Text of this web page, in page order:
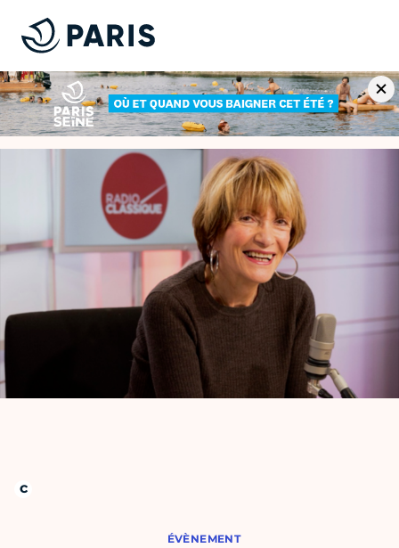
ÉVÈNEMENT